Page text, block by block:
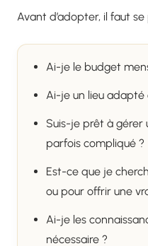
Avant d’adopter, il faut
Ai-je le budget
Ai-je un lieu adapté
Suis-je prêt à gérer
parfois compliqué ?
Est-ce que je
ou pour offrir une
Ai-je les
nécessaire ?